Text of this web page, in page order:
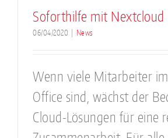
Soforthilfe mit Nextcloud
06/04/2020 News
Wenn viele Mitarbeiter
Office sind, wächst der
Cloud-Lösungen für eine